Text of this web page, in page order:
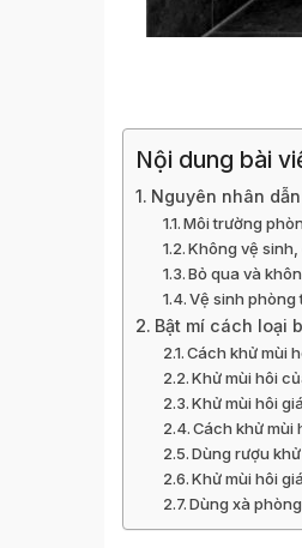
Nội dung bài
Nguyên nhân
Môi trường
Không vệ
Bỏ qua và
Vệ sinh phòng
Bật mí cách loại
Cách khử mùi
Khử mùi hôi
Khử mùi hôi
Cách khử mùi
Dùng rượu
Khử mùi hôi
Dùng xà